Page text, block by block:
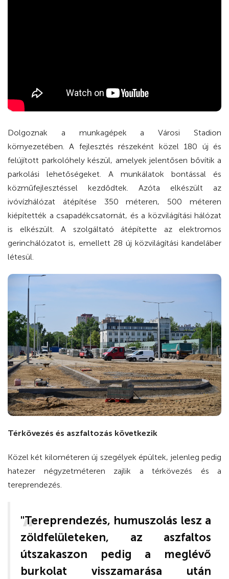
Dolgoznak a munkagépek a Városi Stadion
környezetében. A fejlesztés részeként közel 180 új és
felújított parkolóhely készül, amelyek jelentősen bővítik a
parkolási lehetőségeket. A munkálatok bontással és
közműfejlesztéssel kezdődtek. Azóta elkészült az
ivóvízhálózat átépítése 350 méteren, 500 méteren
kiépítették a csapadékcsatornát, és a közvilágítási hálózat
is elkészült. A szolgáltató átépítette az elektromos
gerinchálózatot is, emellett 28 új közvilágítási kandeláber
létesül.
Térkövezés és aszfaltozás következik
Közel két kilométeren új szegélyek épültek, jelenleg pedig
hatezer négyzetméteren zajlik a térkövezés és a
tereprendezés.
"Tereprendezés, humuszolás lesz a
zöldfelületeken, az aszfaltos
útszakaszon pedig a meglévő
burkolat visszamarása után